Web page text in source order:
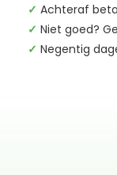
✓ Achteraf
✓ Niet goed?
✓ Negentig